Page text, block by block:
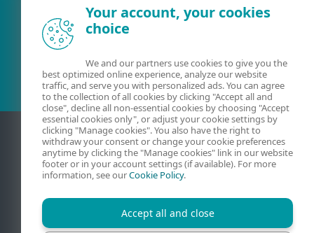
Your account, your cookies
choice
We and our partners use cookies to give you the
best optimized online experience, analyze our website
traffic, and serve you with personalized ads. You can agree
to the collection of all cookies by clicking "Accept all and
close", decline all non-essential cookies by choosing "Accept
essential cookies only", or adjust your cookie settings by
clicking "Manage cookies". You also have the right to
withdraw your consent or change your cookie preferences
anytime by clicking the "Manage cookies" link in our website
footer or in your account settings (if available). For more
information, see ourCookie Policy.
Accept all and close